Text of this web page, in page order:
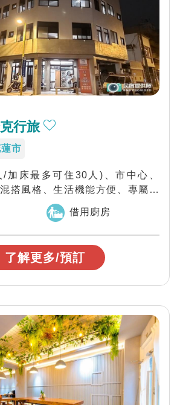
行旅
市
加床最多可住30人)、市中心、
搭風格、生活機能方便、專屬廚
不管是和三五好友或...
借用廚房
了解更多/預訂